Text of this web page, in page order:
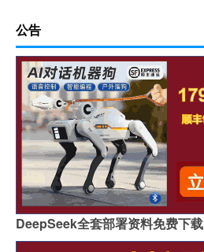
公告
DeepSeek全套部署资料免费下载